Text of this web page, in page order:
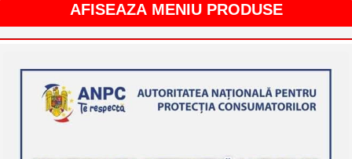
AFISEAZA MENIU PRODUSE